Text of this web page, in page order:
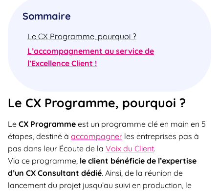
Sommaire
Le CX Programme, pourquoi ?
L’accompagnement au service de
l’Excellence Client !
Le CX Programme, pourquoi ?
Le CX Programme est un programme clé en main en 5
étapes, destiné à accompagner les entreprises pas à
pas dans leur Écoute de la Voix du Client.
Via ce programme, le client bénéficie de l’expertise
d’un CX Consultant dédié. Ainsi, de la réunion de
lancement du projet jusqu’au suivi en production, le